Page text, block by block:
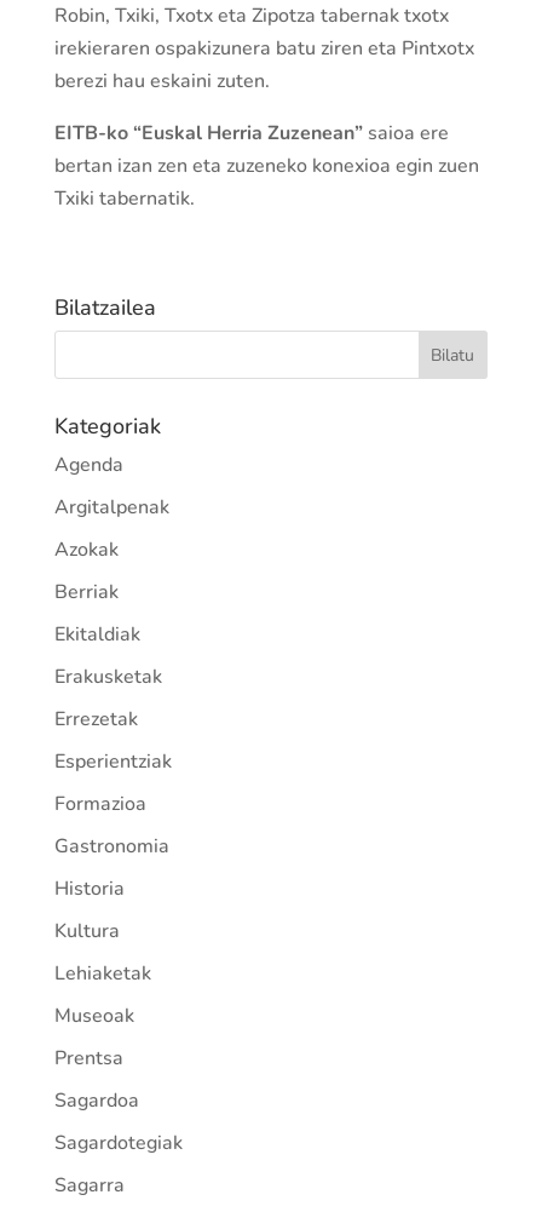
Robin, Txiki, Txotx eta Zipotza tabernak txotx
irekieraren ospakizunera batu ziren eta Pintxotx
berezi hau eskaini zuten.
EITB-ko “Euskal Herria Zuzenean” saioa ere
bertan izan zen eta zuzeneko konexioa egin zuen
Txiki tabernatik.
Bilatzailea
Kategoriak
Agenda
Argitalpenak
Azokak
Berriak
Ekitaldiak
Erakusketak
Errezetak
Esperientziak
Formazioa
Gastronomia
Historia
Kultura
Lehiaketak
Museoak
Prentsa
Sagardoa
Sagardotegiak
Sagarra